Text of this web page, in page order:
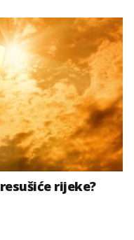
rijeke?
BIZNIS
Energetski
niskog vodostaja